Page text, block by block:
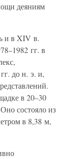
деяниям
и в XIV в.
гг. в
до н. э. и,
в 20–30
состояло из
в 8,38 м,